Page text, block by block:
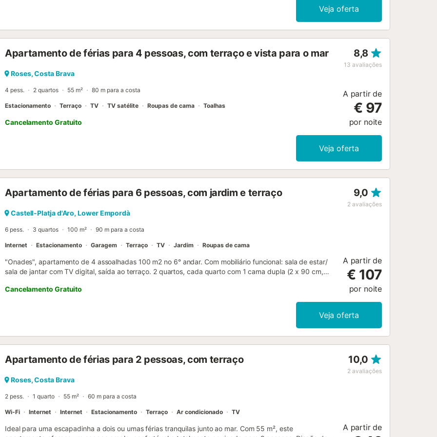
coberto mesmo à entrada do imóvel. Também oferecemos a possibilidade, mediante suplemento, de
Veja oferta
Apartamento de férias para 4 pessoas, com terraço e vista para o mar 8,8
13 avaliações
Roses, Costa Brava
4 pess. 2 quartos 55 m² 80 m para a costa
Estacionamento Terraço TV TV satélite Roupas de cama Toalhas
Cancelamento Gratuito
A partir de
€ 97
por noite
Veja oferta
Apartamento de férias para 6 pessoas, com jardim e terraço 9,0
2 avaliações
Castell-Platja d'Aro, Lower Empordà
6 pess. 3 quartos 100 m² 90 m para a costa
Internet Estacionamento Garagem Terraço TV Jardim Roupas de cama
"Onades", apartamento de 4 assoalhadas 100 m2 no 6° andar. Com mobiliário funcional: sala de estar/
sala de jantar com TV digital, saída ao terraço. 2 quartos, cada quarto com 1 cama dupla (2 x 90 cm,
comprimento), saída ao terraço. Cozinha (forno, 2 placas de vitrocerâmica, torradeira, chaleira,
microondas, máquina de café eléctrica). Duche/WC, WC separado. Nenhuma opção de aquecimento.
Terraço grande. Móveis de terraço. Vista esplêndida ao mar. O alojamento dispõe de: máquina de lavar
a roupa, ferro de passar roupa, cadeirão para crianças, cama para crianças, secador de cabelo. Internet
(Sem fio/ Wireless LAN [WLAN], grátis). Por favor, a ter em conta: apartamento para não fumadores. TV
Cancelamento Gratuito
A partir de
€ 107
por noite
Veja oferta
Apartamento de férias para 2 pessoas, com terraço 10,0
2 avaliações
Roses, Costa Brava
2 pess. 1 quarto 55 m² 60 m para a costa
Wi-Fi Internet Internet Estacionamento Terraço Ar condicionado TV
Ideal para uma escapadinha a dois ou umas férias tranquilas junto ao mar. Com 55 m², este
A partir de